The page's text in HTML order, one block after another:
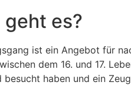
geht es?
ist ein Angebot für
dem 16. und 17.
besucht haben und ein